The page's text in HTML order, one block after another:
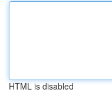
HTML is disabled